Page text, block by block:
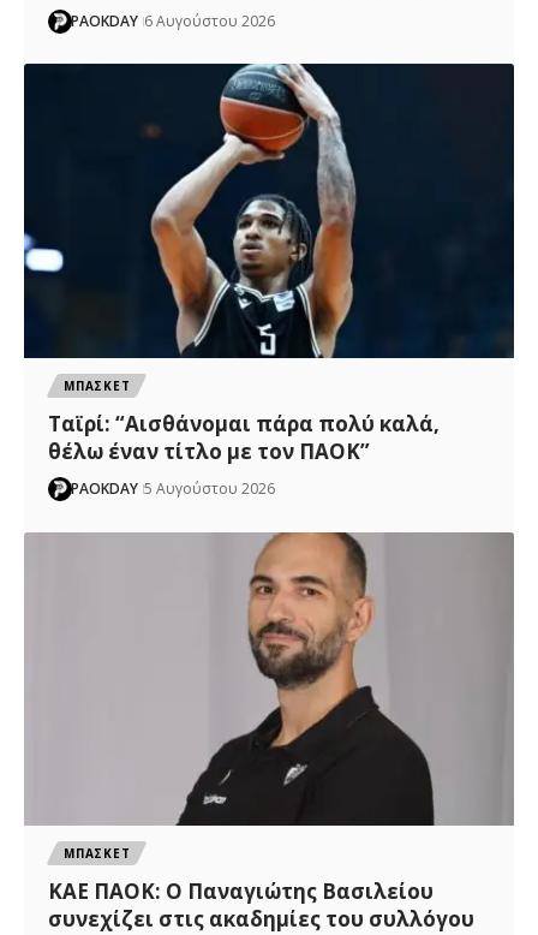
PAOKDAY 6 Αυγούστου 2026
ΜΠΑΣΚΕΤ
Ταϊρί: “Αισθάνομαι πάρα πολύ καλά,
θέλω έναν τίτλο με τον ΠΑΟΚ”
PAOKDAY 5 Αυγούστου 2026
ΜΠΑΣΚΕΤ
ΚΑΕ ΠΑΟΚ: Ο Παναγιώτης Βασιλείου
συνεχίζει στις ακαδημίες του συλλόγου